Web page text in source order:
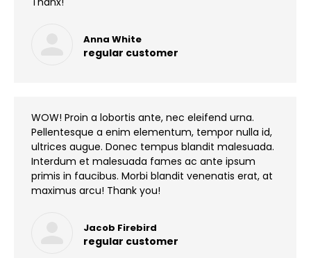
Anna White
regular customer
WOW! Proin a lobortis ante, nec eleifend urna.
Pellentesque a enim elementum, tempor nulla id,
ultrices augue. Donec tempus blandit malesuada.
Interdum et malesuada fames ac ante ipsum
primis in faucibus. Morbi blandit venenatis erat, at
maximus arcu! Thank you!
Jacob Firebird
regular customer